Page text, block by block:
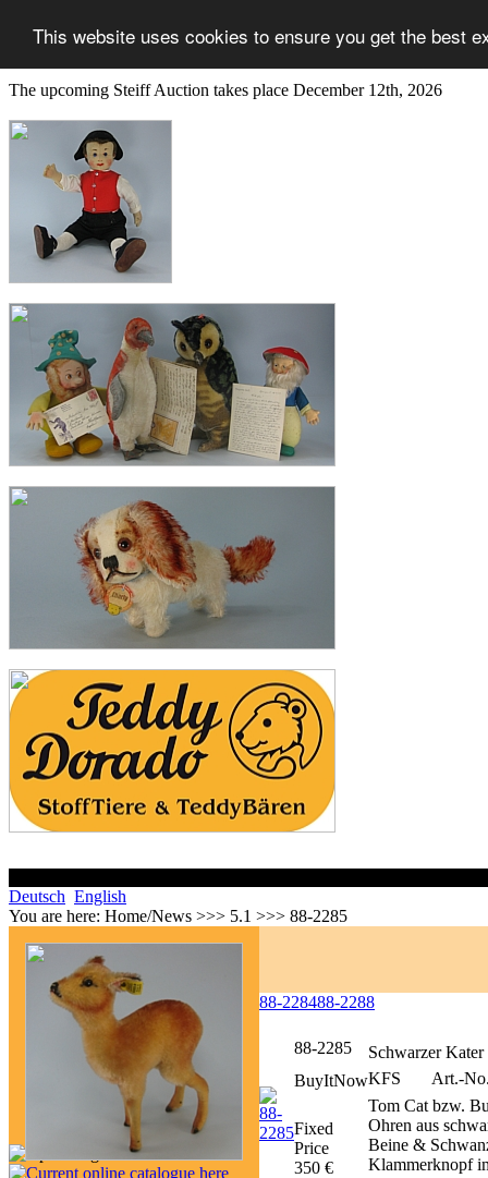
This website uses cookies to ensure you get the best
The upcoming Steiff Auction takes place December 12th, 2026
Deutsch English
You are here: Home/News >>> 5.1 >>> 88-2285
88-228488-2288
88-2285
Schwarzer
KFS
Art.-
Tom Cat bzw.
Ohren aus
Beine &
Klammerknopf
BuyItNow
Fixed
Price
350 €